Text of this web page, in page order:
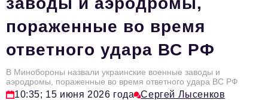
Персона номера
Инфраструктура развития
Технологии и тренды
Туризм
Импортозамещение
пораженные во время
ответного удара ВС РФ
В Минобороны назвали украинские военные заводы и
аэродромы, пораженные во время ответного удара ВС РФ
10:35; 15 июня 2026 года Сергей Лысенков